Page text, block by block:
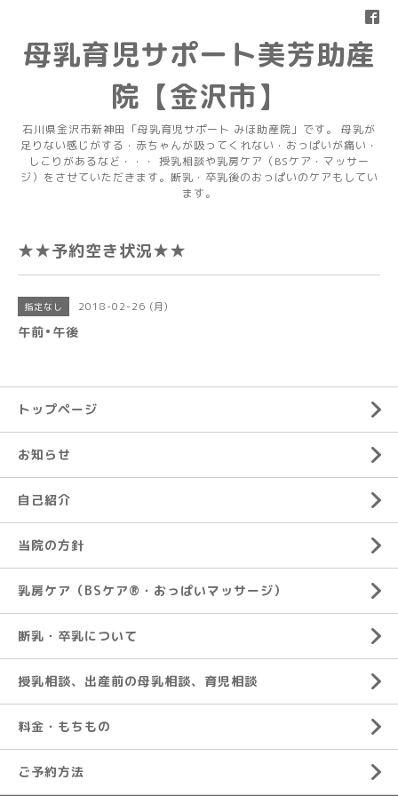
母乳育児サポート美芳助産
院【金沢市】
石川県金沢市新神田「母乳育児サポート みほ助産院」です。 母乳が
足りない感じがする・赤ちゃんが吸ってくれない・おっぱいが痛い・
しこりがあるなど・・・ 授乳相談や乳房ケア（BSケア・マッサー
ジ）をさせていただきます。断乳・卒乳後のおっぱいのケアもしてい
ます。
★★予約空き状況★★
指定なし 2018-02-26 (月)
午前•午後
トップページ
お知らせ
自己紹介
当院の方針
乳房ケア（BSケア®︎・おっぱいマッサージ）
断乳・卒乳について
授乳相談、出産前の母乳相談、育児相談
料金・もちもの
ご予約方法